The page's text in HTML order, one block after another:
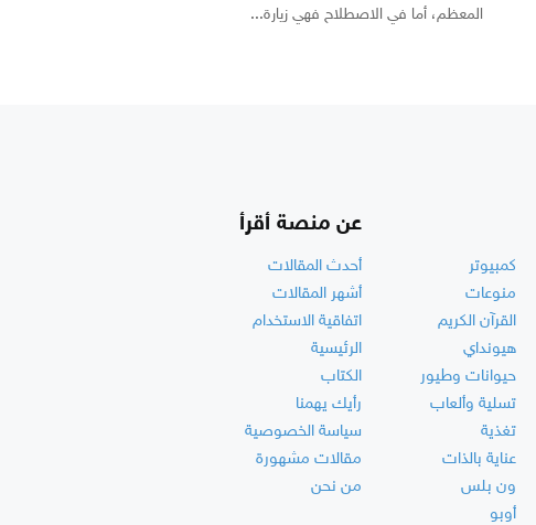
المعظم، أما في الاصطلاح فهي زيارة...
كمبيوتر
منوعات
القرآن الكريم
هيونداي
حيوانات وطيور
تسلية وألعاب
تغذية
عناية بالذات
ون بلس
أوبو
عن منصة أقرأ
أحدث المقالات
أشهر المقالات
اتفاقية الاستخدام
الرئيسية
الكتاب
رأيك يهمنا
سياسة الخصوصية
مقالات مشهورة
من نحن